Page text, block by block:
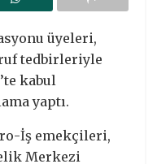
üyeleri,
tedbirleriyle
kabul
yaptı.
İş emekçileri,
Merkezi